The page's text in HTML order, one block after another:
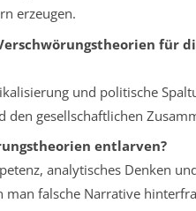
erzeugen.
für
und politische
den gesellschaftlichen
entlarven?
analytisches Denken
falsche Narrative